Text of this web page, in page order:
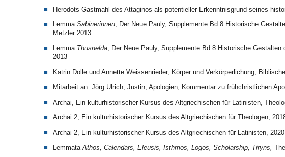
Herodots Gastmahl des Attaginos als potentieller Erkenntnisgrund seines
Lemma Sabinerinnen, Der Neue Pauly, Supplemente Bd.8 Historische
Metzler 2013
Lemma Thusnelda, Der Neue Pauly, Supplemente Bd.8 Historische
2013
Katrin Dolle und Annette Weissenrieder, Körper und Verkörperlichung,
Mitarbeit an: Jörg Ulrich, Justin, Apologien, Kommentar zu frühchristlichen
Archai, Ein kulturhistorischer Kursus des Altgriechischen für Latinisten,
Archai 2, Ein kulturhistorischer Kursus des Altgriechischen für Theologen,
Archai 2, Ein kulturhistorischer Kursus des Altgriechischen für Latinisten, 2020
Lemmata Athos, Calendars, Eleusis, Isthmos, Logos, Scholarship, Tiryns,